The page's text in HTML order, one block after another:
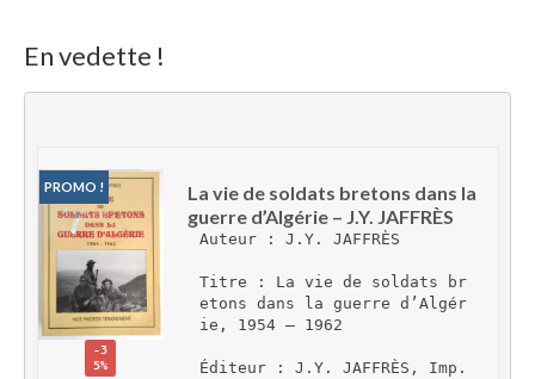
En vedette !
PROMO !
-3
5%
La vie de soldats bretons dans la
guerre d’Algérie – J.Y. JAFFRÈS
Auteur : J.Y. JAFFRÈS
Titre : La vie de soldats br
etons dans la guerre d’Algér
ie, 1954 – 1962
Éditeur : J.Y. JAFFRÈS, Imp.